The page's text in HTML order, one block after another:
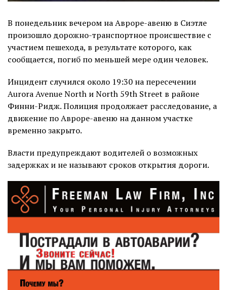
В понедельник вечером на Авроре-авеню в Сиэтле
произошло дорожно-транспортное происшествие с
участием пешехода, в результате которого, как
сообщается, погиб по меньшей мере один человек.
Инцидент случился около 19:30 на пересечении
Aurora Avenue North и North 59th Street в районе
Финни-Ридж. Полиция продолжает расследование, а
движение по Авроре-авеню на данном участке
временно закрыто.
Власти предупреждают водителей о возможных
задержках и не называют сроков открытия дороги.